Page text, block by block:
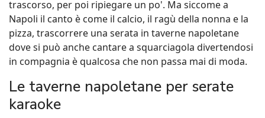
trascorso, per poi ripiegare un po'. Ma siccome a
Napoli il canto è come il calcio, il ragù della nonna e la
pizza, trascorrere una serata in taverne napoletane
dove si può anche cantare a squarciagola divertendosi
in compagnia è qualcosa che non passa mai di moda.
Le taverne napoletane per serate
karaoke